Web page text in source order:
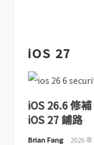
iOS 27
iOS 26.6 修
iOS 27 鋪路
Brian Fang 2026